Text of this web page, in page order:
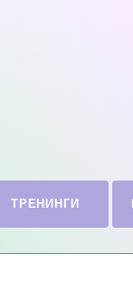
ТРЕНИНГИ